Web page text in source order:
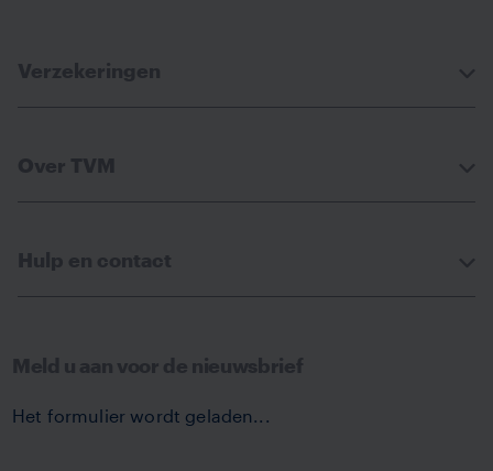
Verzekeringen
Over TVM
Hulp en contact
Meld u aan voor de nieuwsbrief
Het formulier wordt geladen...